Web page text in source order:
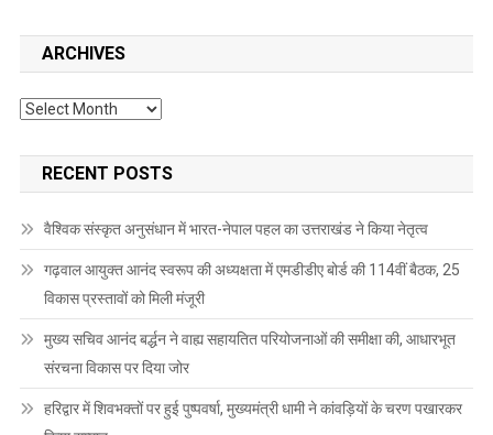
ARCHIVES
Archives
RECENT POSTS
वैश्विक संस्कृत अनुसंधान में भारत-नेपाल पहल का उत्तराखंड ने किया नेतृत्व
गढ़वाल आयुक्त आनंद स्वरूप की अध्यक्षता में एमडीडीए बोर्ड की 114वीं बैठक, 25
विकास प्रस्तावों को मिली मंजूरी
मुख्य सचिव आनंद बर्द्धन ने वाह्य सहायतित परियोजनाओं की समीक्षा की, आधारभूत
संरचना विकास पर दिया जोर
हरिद्वार में शिवभक्तों पर हुई पुष्पवर्षा, मुख्यमंत्री धामी ने कांवड़ियों के चरण पखारकर